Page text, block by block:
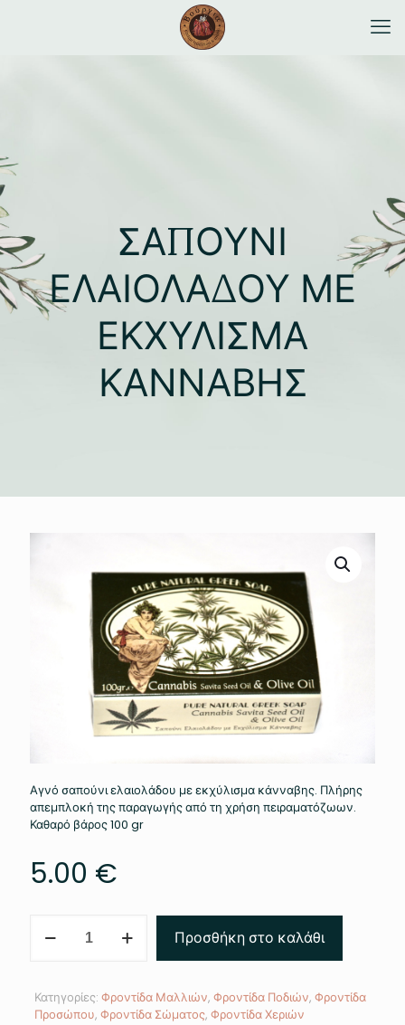
ΣΑΠΟΥΝΙ
ΕΛΑΙΟΛΑΔΟΥ ΜΕ
ΕΚΧΥΛΙΣΜΑ
ΚΑΝΝΑΒΗΣ
Αγνό σαπούνι ελαιολάδου με εκχύλισμα κάνναβης. Πλήρης
απεμπλοκή της παραγωγής από τη χρήση πειραματόζωων.
Καθαρό βάρος 100 gr
5.00 €
ΕΛΑΙΟΛΑΔΟΥ
ΚΑΝΝΑΒΗΣ
ποσότητα
Προσθήκη στο καλάθι
Κατηγορίες: Φροντίδα Μαλλιών, Φροντίδα Ποδιών, Φροντίδα
Προσώπου, Φροντίδα Σώματος, Φροντίδα Χεριών